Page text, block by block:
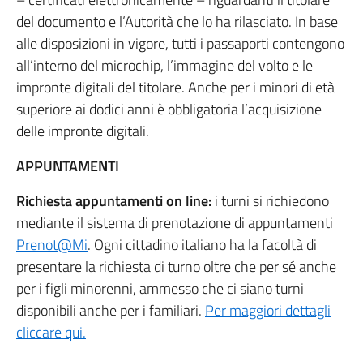
del documento e l’Autorità che lo ha rilasciato. In base
alle disposizioni in vigore, tutti i passaporti contengono
all’interno del microchip, l’immagine del volto e le
impronte digitali del titolare. Anche per i minori di età
superiore ai dodici anni è obbligatoria l’acquisizione
delle impronte digitali.
APPUNTAMENTI
Richiesta appuntamenti on line:i turni si richiedono
mediante il sistema di prenotazione di appuntamenti
Prenot@Mi. Ogni cittadino italiano ha la facoltà di
presentare la richiesta di turno oltre che per sé anche
per i figli minorenni, ammesso che ci siano turni
disponibili anche per i familiari. Per maggiori dettagli
cliccare qui.